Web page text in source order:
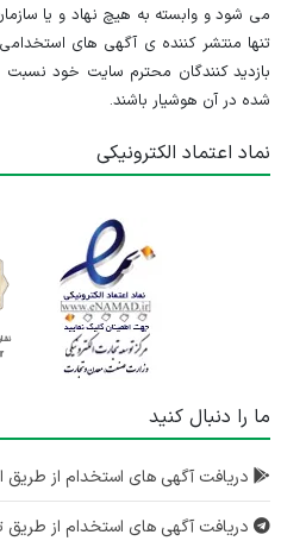
می شود و وابسته به هیچ نهاد و یا
تنها منتشر کننده ی آگهی های
بازدید کنندگان محترم سایت خود
شده در آن هوشیار باشند.
نماد اعتماد الکترونیکی
ما را دنبال کنید
دریافت آگهی های استخدام از طریق
دریافت آگهی های استخدام از طریق